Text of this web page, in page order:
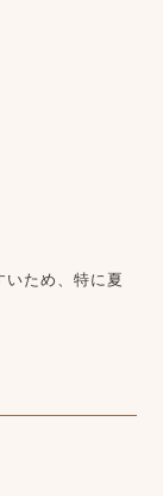
いため、特に夏